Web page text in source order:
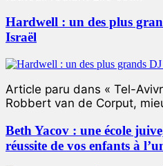
Hardwell : un des plus
Israël
Article paru dans « Tel-
Robbert van de Corput,
Beth Yacov : une école
réussite de vos enfants à